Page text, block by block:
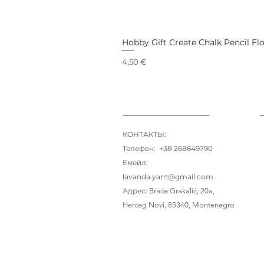
Hobby Gift Create Chalk Pencil
Цена
4,50 €
КОНТАКТЫ:
Телефон: +38 268649790
Емейл:
lavanda.yarn@gmail.com
Адрес: Braće Grakalić, 20a,
Herceg Novi, 85340, Montenegro